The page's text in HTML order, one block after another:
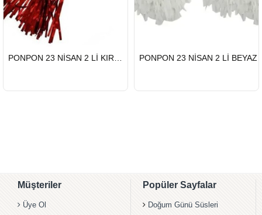
HIZLI
GÖNDERİ
PONPON 23 NİSAN 2 Lİ KIRMIZI
HIZLI
GÖNDERİ
PONPON 23 NİSAN 2 Lİ BEYAZ
Müşteriler
Üye Ol
Popüler Sayfalar
Doğum Günü Süsleri